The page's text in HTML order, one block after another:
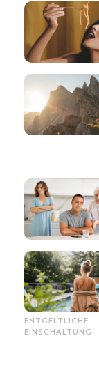
ENTGELTLICHE
EINSCHALTUNG